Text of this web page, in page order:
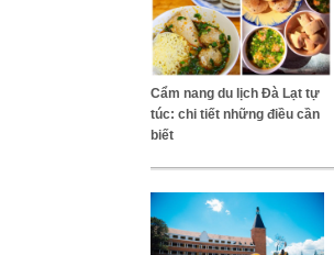
Cẩm nang du lịch Đà Lạt tự
túc: chi tiết những điều cần
biết